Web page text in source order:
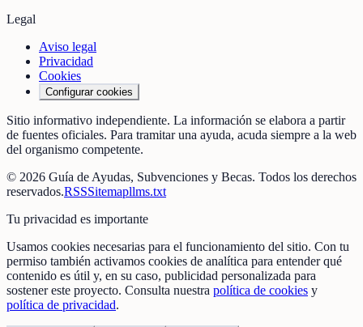
Legal
Aviso legal
Privacidad
Cookies
Configurar cookies
Sitio informativo independiente. La información se elabora a partir
de fuentes oficiales. Para tramitar una ayuda, acuda siempre a la web
del organismo competente.
© 2026 Guía de Ayudas, Subvenciones y Becas. Todos los derechos
reservados.RSSSitemapllms.txt
Tu privacidad es importante
Usamos cookies necesarias para el funcionamiento del sitio. Con tu
permiso también activamos cookies de analítica para entender qué
contenido es útil y, en su caso, publicidad personalizada para
sostener este proyecto. Consulta nuestra política de cookies y
política de privacidad.